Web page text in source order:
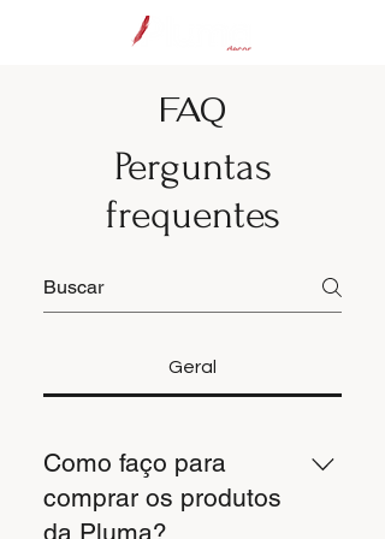
FAQ
Perguntas
frequentes
Geral
Como faço para
comprar os produtos
da Pluma?